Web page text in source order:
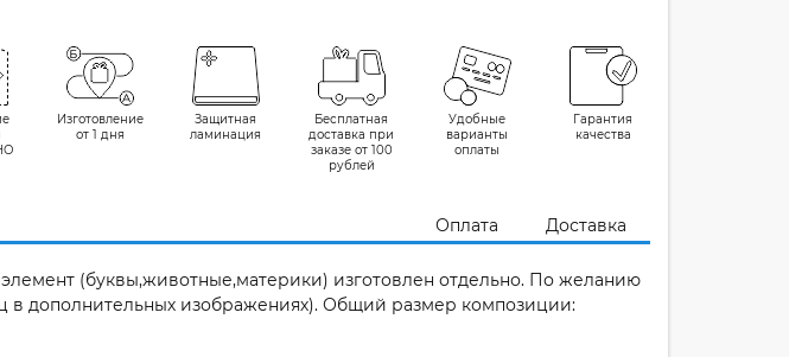
Изготовление
от 1 дня
Защитная
ламинация
Бесплатная
доставка при
заказе от 100
рублей
Удобные
варианты
оплаты
Гарантия
качества
Оплата Доставка
(буквы,животные,материки) изготовлен отдельно. По желанию
дополнительных изображениях). Общий размер композиции: